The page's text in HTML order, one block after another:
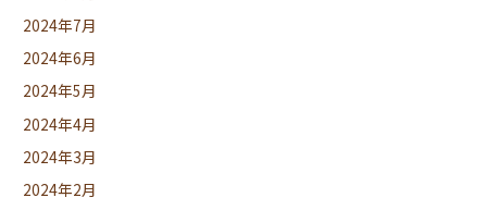
2024年7月
2024年6月
2024年5月
2024年4月
2024年3月
2024年2月